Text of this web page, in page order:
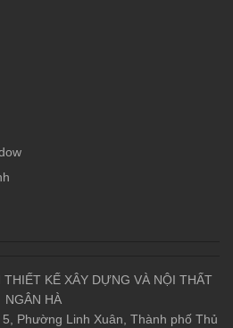
KẾ XÂY DỰNG VÀ NỘI THẤT
NGÂN HÀ
Phường Linh Xuân, Thành phố Thủ